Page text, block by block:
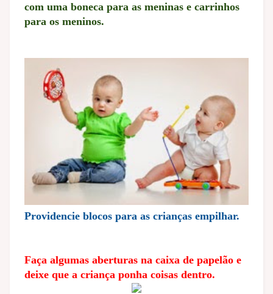
com uma boneca para as meninas e carrinhos
para os meninos.
Providencie blocos para as crianças empilhar.
Faça algumas aberturas na caixa de papelão e
deixe que a criança ponha coisas dentro.